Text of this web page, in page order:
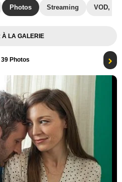
Photos Streaming VOD,
À LA GALERIE
39 Photos